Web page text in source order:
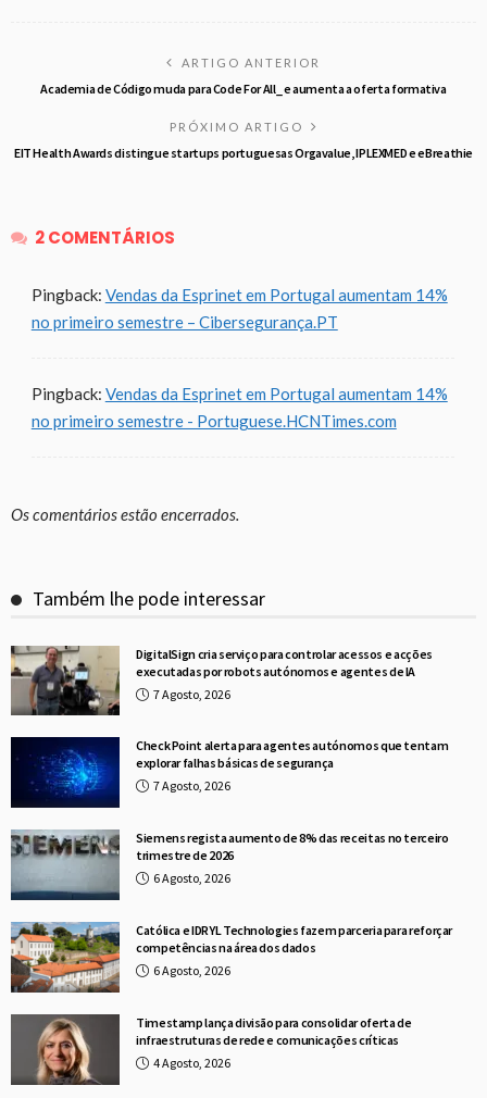
ARTIGO ANTERIOR
Academia de Código muda para Code For All_ e aumenta a oferta formativa
PRÓXIMO ARTIGO
EIT Health Awards distingue startups portuguesas Orgavalue, IPLEXMED e eBreathie
2 COMENTÁRIOS
Pingback: Vendas da Esprinet em Portugal aumentam 14%
no primeiro semestre – Cibersegurança.PT
Pingback: Vendas da Esprinet em Portugal aumentam 14%
no primeiro semestre - Portuguese.HCNTimes.com
Os comentários estão encerrados.
Também lhe pode interessar
DigitalSign cria serviço para controlar acessos e acções
executadas por robots autónomos e agentes de IA
7 Agosto, 2026
Check Point alerta para agentes autónomos que tentam
explorar falhas básicas de segurança
7 Agosto, 2026
Siemens regista aumento de 8% das receitas no terceiro
trimestre de 2026
6 Agosto, 2026
Católica e IDRYL Technologies fazem parceria para reforçar
competências na área dos dados
6 Agosto, 2026
Timestamp lança divisão para consolidar oferta de
infraestruturas de rede e comunicações críticas
4 Agosto, 2026